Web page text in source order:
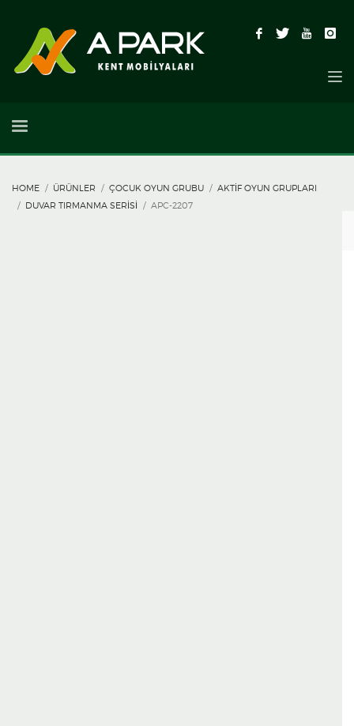
HOME ÜRÜNLER ÇOCUK OYUN GRUBU
AKTIF OYUN GRUPLARI
DUVAR TIRMANMA SERISI
APC-2207